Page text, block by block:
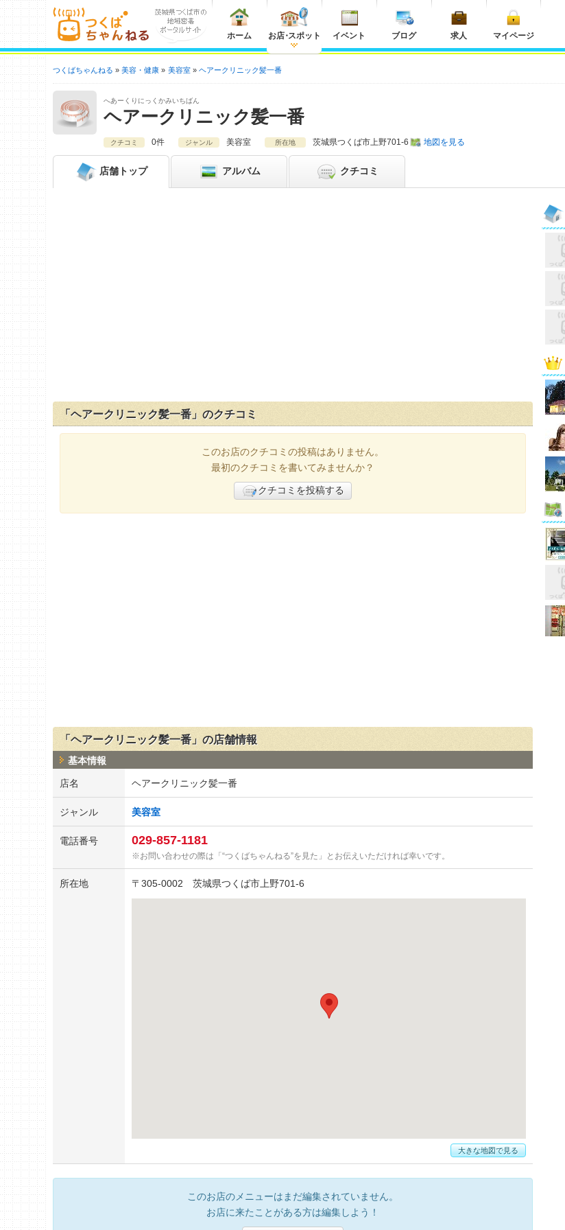
ホーム お店・スポット イベント ブログ 求人 マイページ
つくばちゃんねる 美容・健康 美容室 ヘアークリニック髪一番
へあーくりにっくかみいちばん
ヘアークリニック髪一番
クチコミ 0件 ジャンル 美容室 所在地 茨城県つくば市上野701-6 地図を見る
店舗 トップ アルバム クチコミ
「ヘアークリニック髪一番」のクチコミ
このお店のクチコミの投稿はありません。
最初のクチコミを書いてみませんか？
クチコミを投稿する
「ヘアークリニック髪一番」の店舗情報
基本情報
店名 ヘアークリニック髪一番
ジャンル 美容室
電話番号 029-857-1181
お問い合わせの際は「“つくばちゃんねる”を見た」とお伝えいただければ幸いです。
所在地 〒 305-0002 茨城県つくば市上野701-6
大きな地図で見る
このお店のメニューはまだ編集されていません。
お店に来たことがある方は編集しよう！